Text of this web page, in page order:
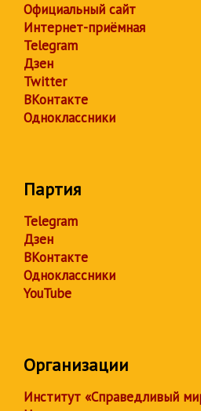
Официальный сайт
Интернет-приёмная
Telegram
Дзен
Twitter
ВКонтакте
Одноклассники
Партия
Telegram
Дзен
ВКонтакте
Одноклассники
YouTube
Организации
Институт «Справедливый